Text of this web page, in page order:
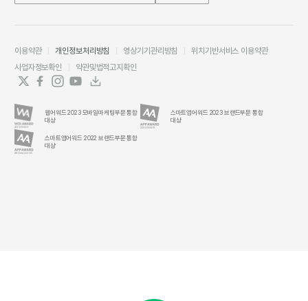
이용약관 개인정보처리방침 영상기기관리방침
위치기반서비스 이용약관
사업자정보확인
약관및법적고지확인
웹어워드 2023 모바일마케팅부문 통합
대상
스마트앱어워드 2023 브랜드부문 통합
대상
스마트앱어워드 2022 브랜드부문 통합
대상